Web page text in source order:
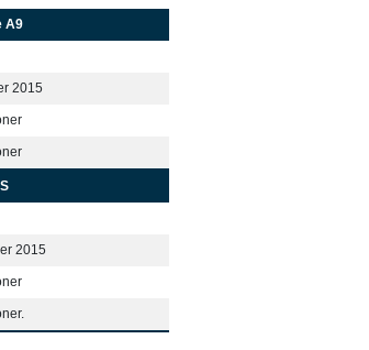
A9
2015
2015